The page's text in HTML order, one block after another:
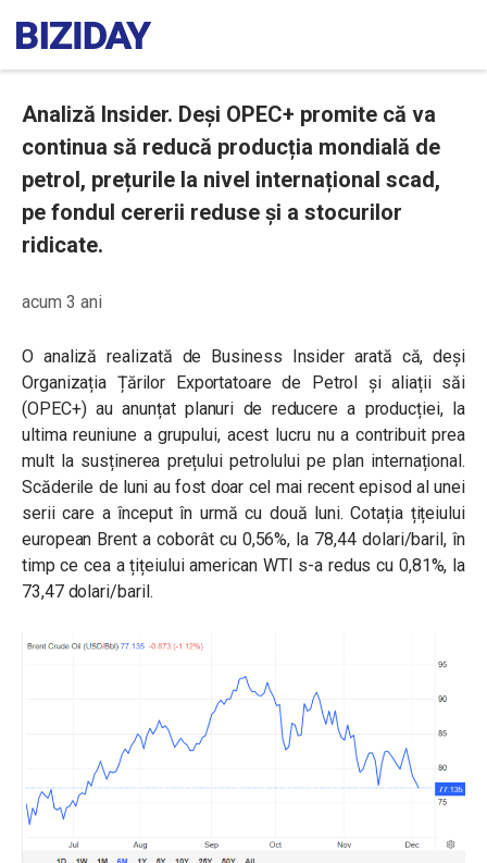
Analiză Insider. Deși OPEC+ promite că va
continua să reducă producția mondială de
petrol, prețurile la nivel internațional scad,
pe fondul cererii reduse și a stocurilor
ridicate.
acum 3 ani
O analiză realizată de Business Insider arată că, deși
Organizația Țărilor Exportatoare de Petrol și aliații săi
(OPEC+) au anunțat planuri de reducere a producției, la
ultima reuniune a grupului, acest lucru nu a contribuit prea
mult la susținerea prețului petrolului pe plan internațional.
Scăderile de luni au fost doar cel mai recent episod al unei
serii care a început în urmă cu două luni. Cotația țițeiului
european Brent a coborât cu 0,56%, la 78,44 dolari/baril, în
timp ce cea a țițeiului american WTI s-a redus cu 0,81%, la
73,47 dolari/baril.